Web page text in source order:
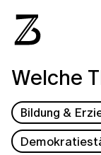
Welche
Bildung &